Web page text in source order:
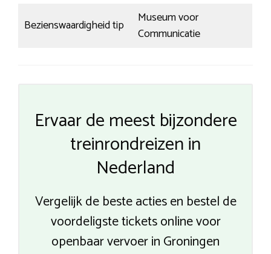
Bezienswaardigheid tip
Museum voor
Communicatie
Ervaar de meest bijzondere
treinrondreizen in
Nederland
Vergelijk de beste acties en bestel de
voordeligste tickets online voor
openbaar vervoer in Groningen